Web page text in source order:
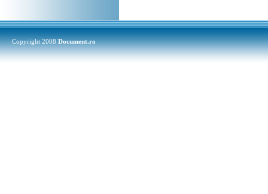
Copyright 2008Document.ro